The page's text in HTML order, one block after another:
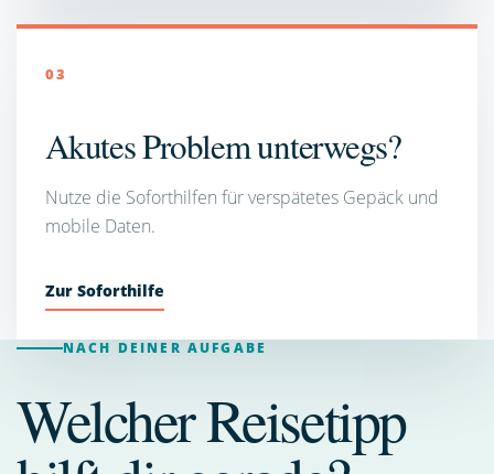
03
Akutes Problem unterwegs?
Nutze die Soforthilfen für verspätetes Gepäck und
mobile Daten.
Zur Soforthilfe
NACH DEINER AUFGABE
Welcher Reisetipp